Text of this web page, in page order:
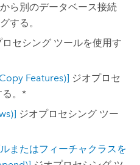
ら別のデータベース接続
する。
ロセシング ツールを使用す
Features)] ジオプロセ
る。*
ジオプロセシング ツー
またはフィーチャクラスを